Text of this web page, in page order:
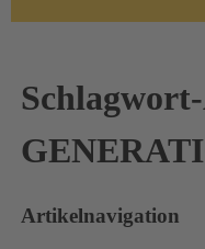
Artikelnavigation